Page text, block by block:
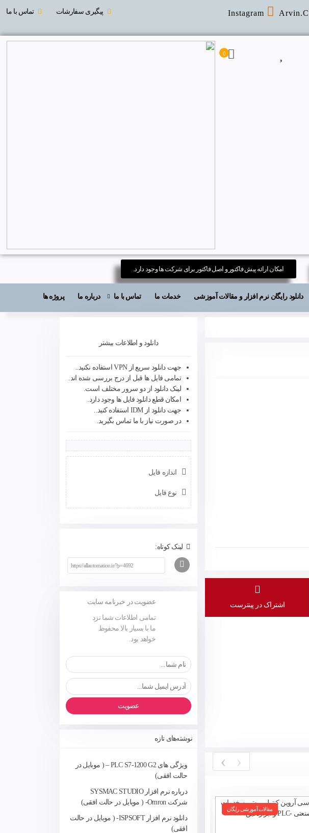
Instagram
پیگیری سفارشات تماس با ما
0
امکان ارائه پیش فاکتور و اصل فاکتور برای شرکت ها وجود دارد.
دانلود رایگان نرم افزار و مقالات آموزشی خدمات ما تماس با ما درباره ما پروژه ها
اشتراک در پینترست
مقالات آموزشی رایگان
‹
›
دانلود و اطلاعات بیشتر
جهت دانلود سریع از VPN استفاده نکنید..
تمامی فایل ها قبل از درج بررسی شده اند.
لینک دانلود از دو سرور مختلف است.
امکان قطع دانلود فایل ها وجود دارد.
جهت دانلود از IDM استفاده کنید..
در صورت نیاز با ما تماس بگیرید.
اندازه فایل
نوع فایل
لینک کوتاه:
عضویت در خبرنامه سایت
تمامی اطلاعات شما نزد
ما با بسیار بالا محفوظ
خواهد بود.
عضویت
نوشته‌های تازه
ویژگی های PLC S7-1200 G2 – ( موبایل در
حالت افقی)
درباره نرم افزار SYSMAC STUDIO
شرکت Omron- ( موبایل در حالت افقی)
دانلود نرم افزار ISPSOFT- ( موبایل در حالت
افقی)